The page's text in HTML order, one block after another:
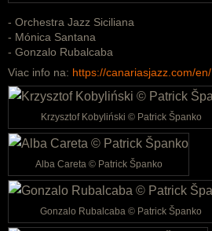
- Orchestra Jazz Siciliana
- Mónica Santana
- Gonzalo Rubalcaba
Viac info na: https://canariasjazz.com/en/
Krzysztof Kobyliński © Patrick Španko
Alba Careta © Patrick Španko
Gonzalo Rubalcaba © Patrick Španko